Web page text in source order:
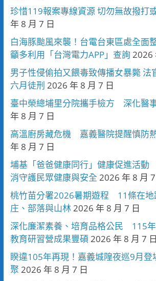
珍惜119報案專線資源 切勿無故撥打
年 8 月 7 日
白海豚颱風來襲！台電台東區處全面
籲多利用「台灣電力APP」查詢 2026
男子性侵偷拍又餵毒致傳播女暴斃 法
六月徒刑 2026 年 8 月 7 日
臺中榮總埔里分院攜手檢方 深化醫
年 8 月 7 日
高溫廚房藏危機 嘉義醫院提醒慎防
年 8 月 7 日
埔基「爸爸健康同行」健康促進活
消守護民眾健康與安全 2026 年 8 月
桃竹苗分署2026暑期遊程 11條在地
庄、部落與山林2026 年 8 月 7 日
深化廉潔素養、培育品格公民 115
教育研習營成果豐碩 2026 年 8 月 7 日
睽違105年再現！嘉義城隍夜巡9月登
聚 2026 年 8 月 7 日